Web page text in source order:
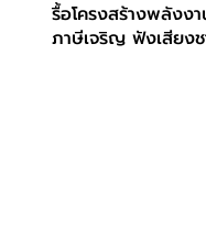
รื้อโครงสร้างพลังง
ภาษีเจริญ ฟังเสียง